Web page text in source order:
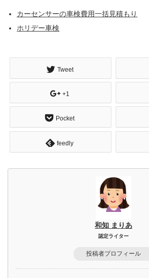
カーセンサーの車検費用一括見積もり
ホリデー車検
Tweet
+1
Pocket
feedly
和知 まりあ
認定ライター
投稿者プロフィール